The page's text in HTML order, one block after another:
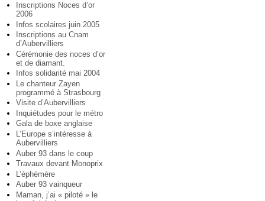
Inscriptions Noces d’or
2006
Infos scolaires juin 2005
Inscriptions au Cnam
d’Aubervilliers
Cérémonie des noces d’or
et de diamant.
Infos solidarité mai 2004
Le chanteur Zayen
programmé à Strasbourg
Visite d’Aubervilliers
Inquiétudes pour le métro
Gala de boxe anglaise
L’Europe s’intéresse à
Aubervilliers
Auber 93 dans le coup
Travaux devant Monoprix
L’éphémère
Auber 93 vainqueur
Maman, j’ai « piloté » le